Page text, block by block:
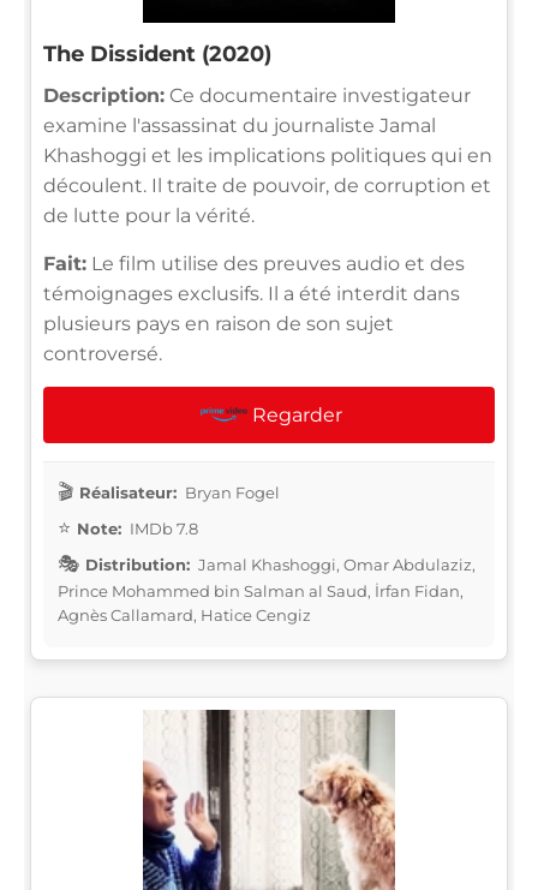
The Dissident (2020)
Description: Ce documentaire investigateur
examine l'assassinat du journaliste Jamal
Khashoggi et les implications politiques qui en
découlent. Il traite de pouvoir, de corruption et
de lutte pour la vérité.
Fait: Le film utilise des preuves audio et des
témoignages exclusifs. Il a été interdit dans
plusieurs pays en raison de son sujet
controversé.
Regarder
Réalisateur: Bryan Fogel
Note: IMDb 7.8
Distribution: Jamal Khashoggi, Omar Abdulaziz,
Prince Mohammed bin Salman al Saud, İrfan Fidan,
Agnès Callamard, Hatice Cengiz